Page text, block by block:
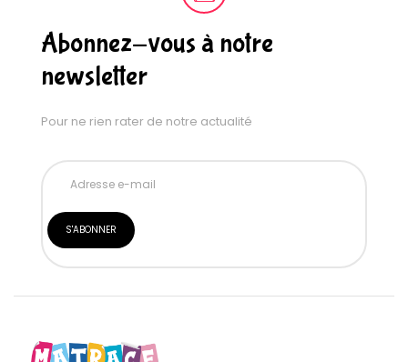
Abonnez-vous à notre
newsletter
Pour ne rien rater de notre actualité